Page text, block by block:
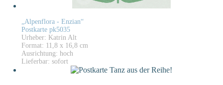
„Alpenflora - Enzian“
Postkarte pk5035
Urheber: Katrin Alt
Format: 11,8 x 16,8 cm
Ausrichtung: hoch
Lieferbar: sofort